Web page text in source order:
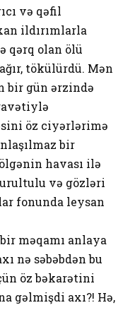
və qəfil
ildırımlarla
qərq olan ölü
tökülürdü. Mən
bir gün ərzində
öz ciyərlərimə
bir
havası ilə
və gözləri
fonunda leysan
məqamı anlaya
nə səbəbdən bu
öz bəkarətini
gəlmişdi axı?! Hə,